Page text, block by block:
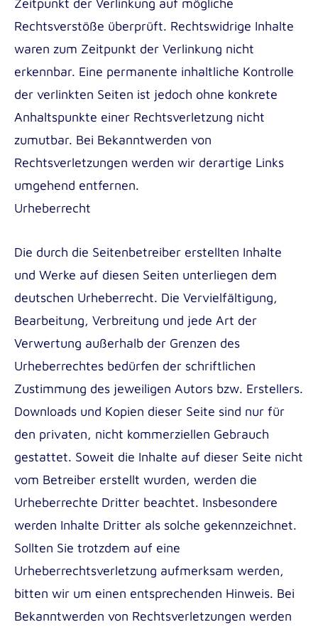
Zeitpunkt der Verlinkung auf mögliche
Rechtsverstöße überprüft. Rechtswidrige Inhalte
waren zum Zeitpunkt der Verlinkung nicht
erkennbar. Eine permanente inhaltliche Kontrolle
der verlinkten Seiten ist jedoch ohne konkrete
Anhaltspunkte einer Rechtsverletzung nicht
zumutbar. Bei Bekanntwerden von
Rechtsverletzungen werden wir derartige Links
umgehend entfernen.
Urheberrecht
Die durch die Seitenbetreiber erstellten Inhalte
und Werke auf diesen Seiten unterliegen dem
deutschen Urheberrecht. Die Vervielfältigung,
Bearbeitung, Verbreitung und jede Art der
Verwertung außerhalb der Grenzen des
Urheberrechtes bedürfen der schriftlichen
Zustimmung des jeweiligen Autors bzw. Erstellers.
Downloads und Kopien dieser Seite sind nur für
den privaten, nicht kommerziellen Gebrauch
gestattet. Soweit die Inhalte auf dieser Seite nicht
vom Betreiber erstellt wurden, werden die
Urheberrechte Dritter beachtet. Insbesondere
werden Inhalte Dritter als solche gekennzeichnet.
Sollten Sie trotzdem auf eine
Urheberrechtsverletzung aufmerksam werden,
bitten wir um einen entsprechenden Hinweis. Bei
Bekanntwerden von Rechtsverletzungen werden